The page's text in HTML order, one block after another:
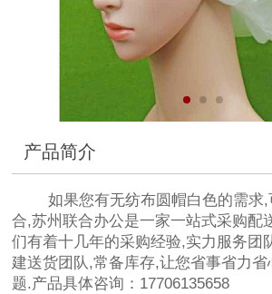
产品简介
如果您有无纺布圆帽白色的需求,
合,苏州联合办公是一家一站式采购配
们有着十几年的采购经验,实力服务团
建送货团队,常备库存,让您省事省力省
题.产品具体咨询：17706135658